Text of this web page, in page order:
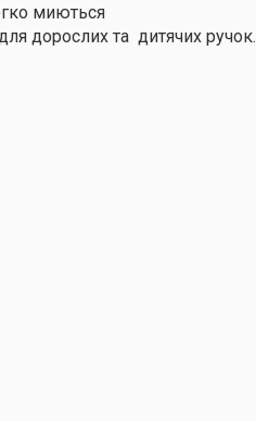
миються
дорослих та дитячих ручок.